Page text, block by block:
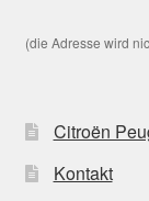
(die Adresse wird
Citroën
Kontakt